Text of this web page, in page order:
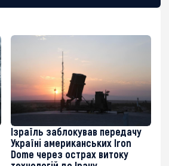
Ізраїль заблокував передачу
Україні американських Iron
Dome через острах витоку